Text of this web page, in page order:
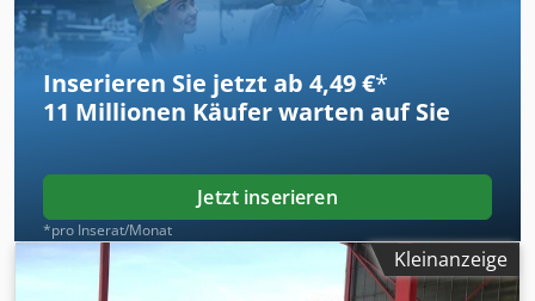
Messern pro Scheibe Brechbalken mit Kamm stabiler
Hakenliftrahmen Radachse mit Zugdeichsel Dcedpfx Aey
Funkfernsteuerung
Inserieren Sie jetzt ab 4,49 €*
11 Millionen Käufer warten auf Sie
Jetzt inserieren
*pro Inserat/Monat
Kleinanzeige